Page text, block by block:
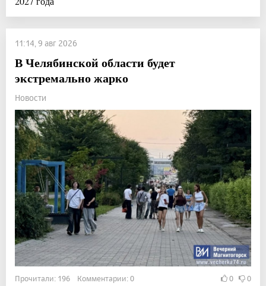
11:14, 9 авг 2026
В Челябинской области будет
экстремально жарко
Новости
Прочитали: 196 Комментарии: 0 0 0